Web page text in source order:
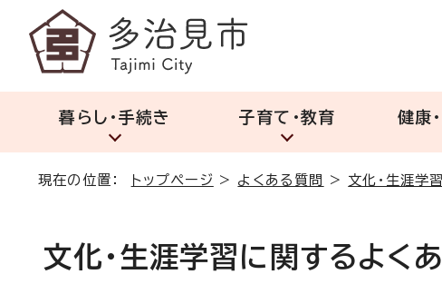
暮らし・手続き 子育て・教育 健康
現在の位置： トップページ > よくある質問 > 文化・生涯学
文化・生涯学習に関するよく